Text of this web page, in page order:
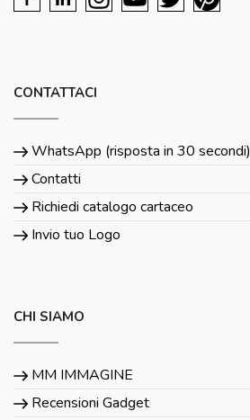
CONTATTACI
WhatsApp (risposta in 30 secondi)
Contatti
Richiedi catalogo cartaceo
Invio tuo Logo
CHI SIAMO
MM IMMAGINE
Recensioni Gadget